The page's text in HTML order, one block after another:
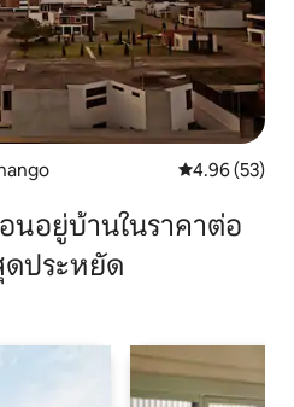
คะแนนเฉลี่ย
4.96 (53)
นอยู่บ้านในราคาต่อ
ดประหยัด